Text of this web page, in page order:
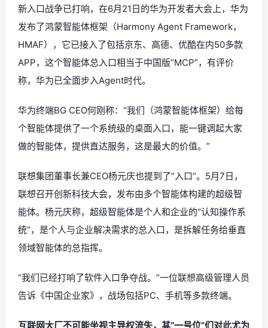
新入口战争已打响，在6月21日的华为开发者大会上，华为
发布了鸿蒙智能体框架（Harmony Agent Framework，
HMAF），它已接入了包括京东、高德、优酷在内50多款
APP，这个智能体总入口相当于中国版“MCP”，有评价
称，华为已全面步入Agent时代。
华为终端BG CEO何刚称：“我们（鸿蒙智能体框架）给每
个智能体提供了一个系统级的桌面入口，能一键调起大家
做的智能体，提供直达服务，这是最大的价值。”
联想集团董事长兼CEO杨元庆也提到了“入口”。5月7日，
联想召开创新科技大会，发布由多个智能体构建的超级智
能体。杨元庆称，超级智能体是个人和企业的“认知操作系
统”，是个人与企业解决需求的总入口，是拆解任务给垂直
领域智能体的总指挥。
“我们已经打响了软件入口争夺战。”一位联想高级管理人员
告诉《中国企业家》，战场包括PC、手机等多款终端。
互联网大厂不可能坐视主导权流失，其“一号位”们对此尤为